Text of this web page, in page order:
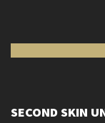
SECOND SKIN